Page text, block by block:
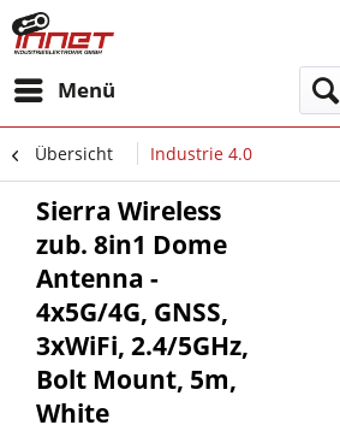
Menü
Übersicht Industrie 4.0
Sierra Wireless
zub. 8in1 Dome
Antenna -
4x5G/4G, GNSS,
3xWiFi, 2.4/5GHz,
Bolt Mount, 5m,
White